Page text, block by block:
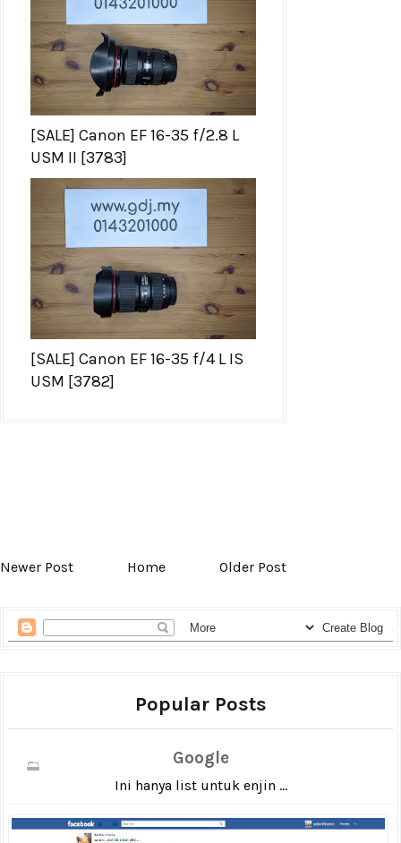
[SALE] Canon EF 16-35 f/2.8 L
USM II [3783]
[SALE] Canon EF 16-35 f/4 L IS
USM [3782]
Newer Post Home Older Post
Popular Posts
Google
Ini hanya list untuk enjin ...